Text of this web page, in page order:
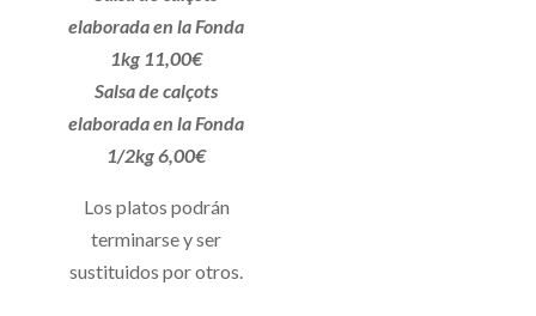
elaborada en la Fonda
1kg 11,00€
Salsa de calçots
elaborada en la Fonda
1/2kg 6,00€
Los platos podrán
terminarse y ser
sustituidos por otros.